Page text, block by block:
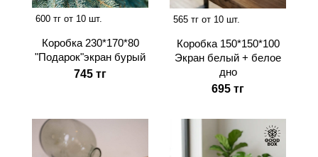
600 тг от 10 шт.
Коробка 230*170*80
"Подарок"экран бурый
745 тг
565 тг от 10 шт.
Коробка 150*150*100
Экран белый + белое
дно
695 тг